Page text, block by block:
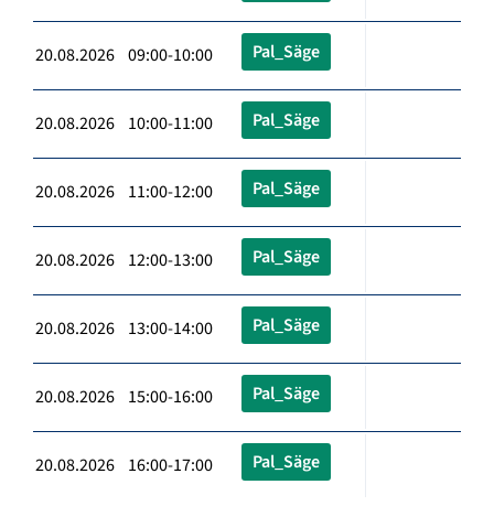
20.08.2026 09:00-10:00 Pal_Säge
20.08.2026 10:00-11:00 Pal_Säge
20.08.2026 11:00-12:00 Pal_Säge
20.08.2026 12:00-13:00 Pal_Säge
20.08.2026 13:00-14:00 Pal_Säge
20.08.2026 15:00-16:00 Pal_Säge
20.08.2026 16:00-17:00 Pal_Säge